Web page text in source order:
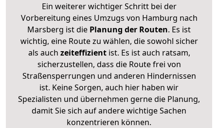
Ein weiterer wichtiger Schritt bei der
Vorbereitung eines Umzugs von Hamburg nach
Marsberg ist die Planung der Routen. Es ist
wichtig, eine Route zu wählen, die sowohl sicher
als auch zeiteffizientist. Es ist auch ratsam,
sicherzustellen, dass die Route frei von
Straßensperrungen und anderen Hindernissen
ist. Keine Sorgen, auch hier haben wir
Spezialisten und übernehmen gerne die Planung,
damit Sie sich auf andere wichtige Sachen
konzentrieren können.